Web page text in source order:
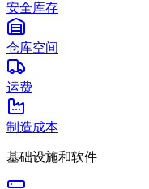
安全库存
仓库空间
运费
制造成本
基础设施和软件